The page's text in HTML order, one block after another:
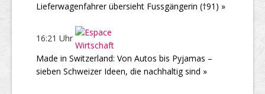
Lieferwagenfahrer übersieht Fussgängerin (†91) »
16:21 Uhr
Made in Switzerland: Von Autos bis Pyjamas –
sieben Schweizer Ideen, die nachhaltig sind »